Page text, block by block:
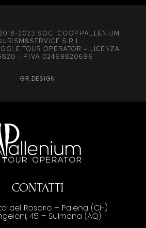
2023 SOC. COOP.PALLENIUM
S.R.L.
E TOUR OPERATOR – LICENZA
– P.IVA:02469820696
GR.DESIGN
CONTATTI
del Rosario – Palena (CH)
45 – Sulmona (AQ)